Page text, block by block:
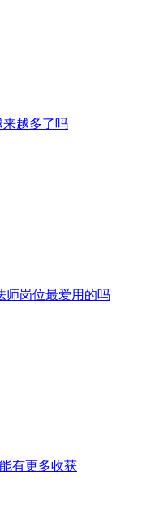
越多了吗
师岗位最爱用的吗
有更多收获